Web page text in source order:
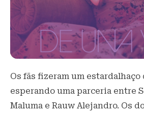
Os fãs fizeram um
esperando uma parceria entre
Maluma e Rauw Alejandro. Os